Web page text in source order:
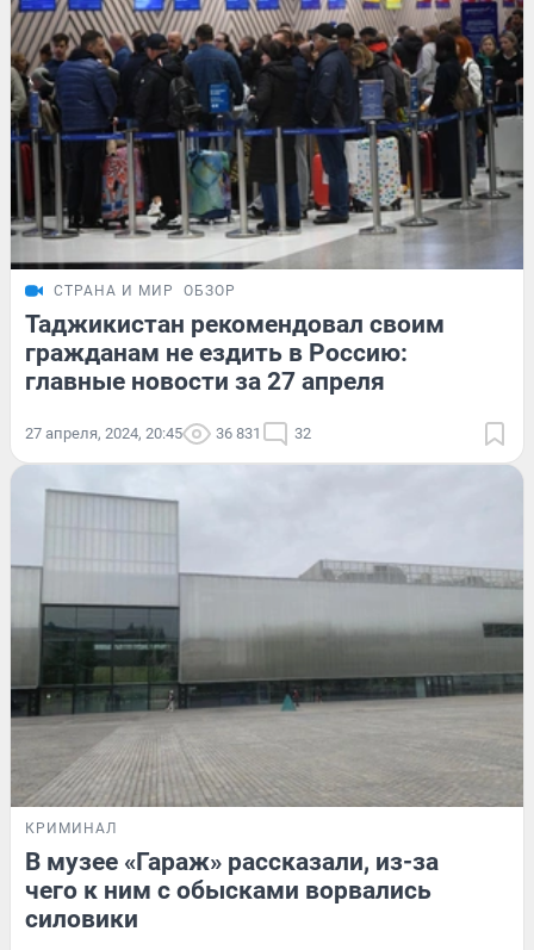
СТРАНА И МИР ОБЗОР
Таджикистан рекомендовал своим
гражданам не ездить в Россию:
главные новости за 27 апреля
27 апреля, 2024, 20:45 36 831 32
КРИМИНАЛ
В музее «Гараж» рассказали, из-за
чего к ним с обысками ворвались
силовики